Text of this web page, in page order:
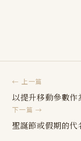
← 上一篇
以提升移動參數作
下一篇 →
聖誕節或假期的